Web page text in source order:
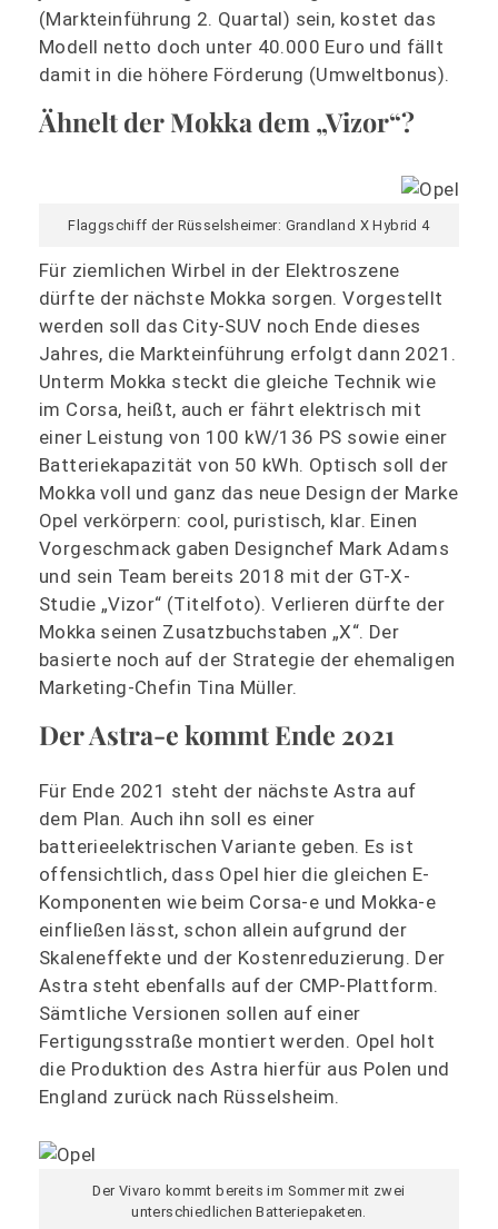
(Markteinführung 2. Quartal) sein, kostet das
Modell netto doch unter 40.000 Euro und fällt
damit in die höhere Förderung (Umweltbonus).
Ähnelt der Mokka dem „Vizor“?
Flaggschiff der Rüsselsheimer: Grandland X Hybrid 4
Für ziemlichen Wirbel in der Elektroszene
dürfte der nächste Mokka sorgen. Vorgestellt
werden soll das City-SUV noch Ende dieses
Jahres, die Markteinführung erfolgt dann 2021.
Unterm Mokka steckt die gleiche Technik wie
im Corsa, heißt, auch er fährt elektrisch mit
einer Leistung von 100 kW/136 PS sowie einer
Batteriekapazität von 50 kWh. Optisch soll der
Mokka voll und ganz das neue Design der Marke
Opel verkörpern: cool, puristisch, klar. Einen
Vorgeschmack gaben Designchef Mark Adams
und sein Team bereits 2018 mit der GT-X-
Studie „Vizor“ (Titelfoto). Verlieren dürfte der
Mokka seinen Zusatzbuchstaben „X“. Der
basierte noch auf der Strategie der ehemaligen
Marketing-Chefin Tina Müller.
Der Astra-e kommt Ende 2021
Für Ende 2021 steht der nächste Astra auf
dem Plan. Auch ihn soll es einer
batterieelektrischen Variante geben. Es ist
offensichtlich, dass Opel hier die gleichen E-
Komponenten wie beim Corsa-e und Mokka-e
einfließen lässt, schon allein aufgrund der
Skaleneffekte und der Kostenreduzierung. Der
Astra steht ebenfalls auf der CMP-Plattform.
Sämtliche Versionen sollen auf einer
Fertigungsstraße montiert werden. Opel holt
die Produktion des Astra hierfür aus Polen und
England zurück nach Rüsselsheim.
Der Vivaro kommt bereits im Sommer mit zwei
unterschiedlichen Batteriepaketen.